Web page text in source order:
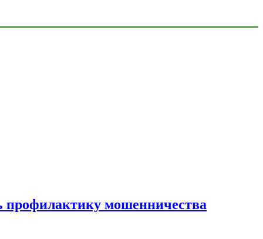
профилактику мошенничества